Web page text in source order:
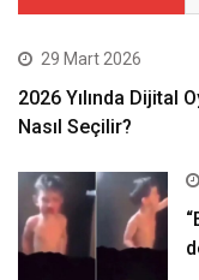
29 Mart 2026
2026 Yılında Dijital
Nasıl Seçilir?